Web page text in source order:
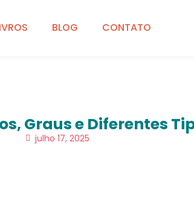
BLOG CONTATO
Graus e Diferentes
julho 17, 2025